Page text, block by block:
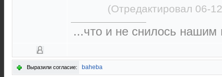
(Отредактировал 06-
...что и не снилось
Выразили согласие: baheba